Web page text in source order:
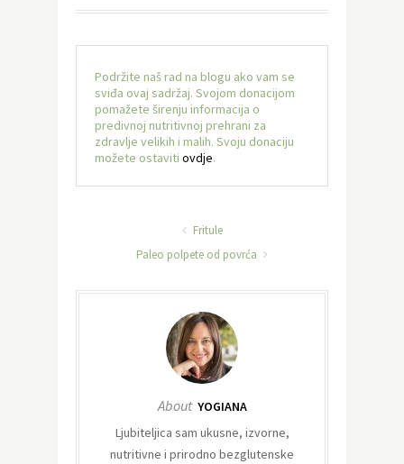
Podržite naš rad na blogu ako vam se
sviđa ovaj sadržaj. Svojom donacijom
pomažete širenju informacija o
predivnoj nutritivnoj prehrani za
zdravlje velikih i malih. Svoju donaciju
možete ostaviti ovdje.
Fritule
Paleo polpete od povrća
About YOGIANA
Ljubiteljica sam ukusne, izvorne,
nutritivne i prirodno bezglutenske